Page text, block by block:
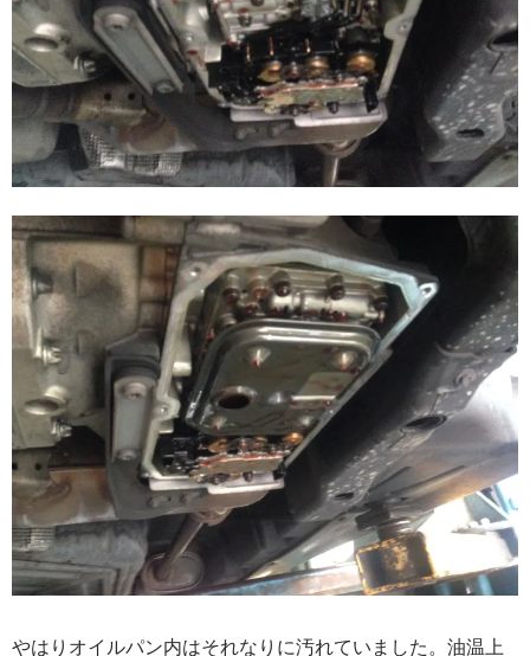
やはりオイルパン内はそれなりに汚れていました。油温上